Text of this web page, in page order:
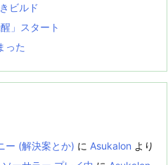
ビルド
」スタート
った
ー (解決案とか) に Asukalon より